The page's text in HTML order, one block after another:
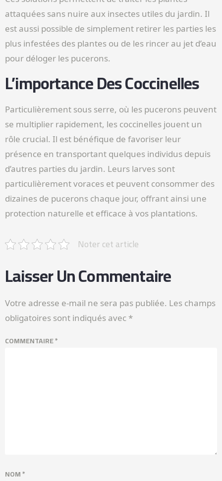
attaquées sans nuire aux insectes utiles du jardin. Il
est aussi possible de simplement retirer les parties les
plus infestées des plantes ou de les rincer au jet d’eau
pour déloger les pucerons.
L’importance Des Coccinelles
Particulièrement sous serre, où les pucerons peuvent
se multiplier rapidement, les coccinelles jouent un
rôle crucial. Il est bénéfique de favoriser leur
présence en transportant quelques individus depuis
d’autres parties du jardin. Leurs larves sont
particulièrement voraces et peuvent consommer des
dizaines de pucerons chaque jour, offrant ainsi une
protection naturelle et efficace à vos plantations.
Noter cet article
Laisser Un Commentaire
Votre adresse e-mail ne sera pas publiée. Les champs
obligatoires sont indiqués avec *
COMMENTAIRE*
NOM*